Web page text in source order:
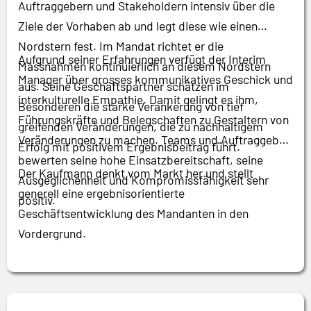
Auftraggebern und Stakeholdern intensiv über die
Ziele der Vorhaben ab und legt diese wie einen
Nordstern fest. Im Mandat richtet er die
Massnahmen kontinuierlich an diesem Nordstern
aus. Seine Geschäftspartner schätzen im
Besonderen die starke Verankerung von tief
greifenden Veränderungen, die zu nachhaltigem
Erfolg mit positivem Ergebnisbeitrag führt.
Aufgrund seiner Erfahrungen verfügt der Interim
Manager über grosses kommunikatives Geschick und
interkulturelle Empathie. Damit gelingt es ihm,
Führungskräfte und Belegschaften zu Gestaltern von
Veränderungen zu machen. Teams und Auftraggeber
bewerten seine hohe Einsatzbereitschaft, seine
Ausgeglichenheit und Kompromissfähigkeit sehr
positiv.
Der Kaufmann denkt vom Markt her und stellt
generell eine ergebnisorientierte
Geschäftsentwicklung des Mandanten in den
Vordergrund.